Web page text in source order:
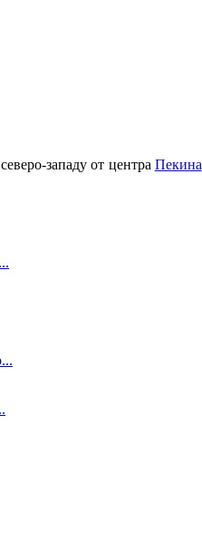
западу от центра Пекина